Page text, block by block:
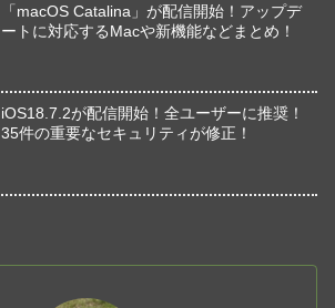
「macOS Catalina」が配信開始！アップデ
ートに対応するMacや新機能などまとめ！
iOS18.7.2が配信開始！全ユーザーに推奨！
35件の重要なセキュリティが修正！